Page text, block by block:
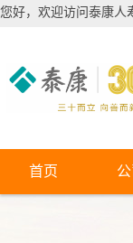
您好，欢迎访问泰康人
首页